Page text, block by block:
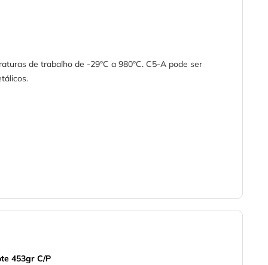
de trabalho de -29°C a 980°C. C5-A pode ser
453gr C/P